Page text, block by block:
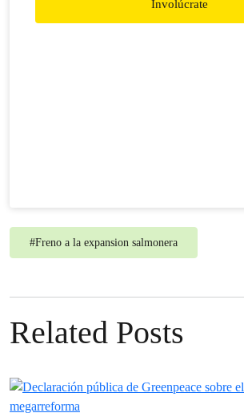
Involúcrate
#Freno a la expansion salmonera
Related Posts